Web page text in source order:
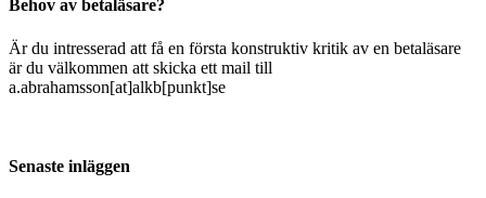
Behov av betaläsare?
Är du intresserad att få en första konstruktiv kritik av en betaläsare
är du välkommen att skicka ett mail till
a.abrahamsson[at]alkb[punkt]se
Senaste inläggen